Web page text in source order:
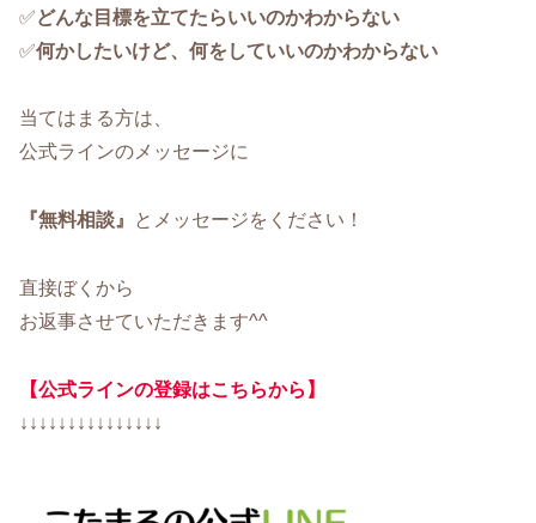
✅どんな目標を立てたらいいのかわからない
✅何かしたいけど、何をしていいのかわからない
当てはまる方は、
公式ラインのメッセージに
『無料相談』 とメッセージをください！
直接ぼくから
お返事させていただきます^^
【公式ラインの登録はこちらから】
↓↓↓↓↓↓↓↓↓↓↓↓↓↓↓